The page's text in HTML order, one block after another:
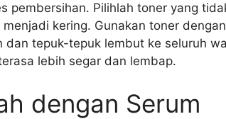
pembersihan. Pilihlah toner yang
kering. Gunakan toner
tepuk-tepuk lembut ke seluruh
lebih segar dan lembap.
dengan Serum